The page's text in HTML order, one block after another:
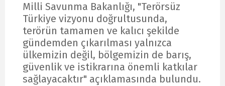
Milli Savunma Bakanlığı, "Terörsüz
Türkiye vizyonu doğrultusunda,
terörün tamamen ve kalıcı şekilde
gündemden çıkarılması yalnızca
ülkemizin değil, bölgemizin de barış,
güvenlik ve istikrarına önemli katkılar
sağlayacaktır" açıklamasında bulundu.